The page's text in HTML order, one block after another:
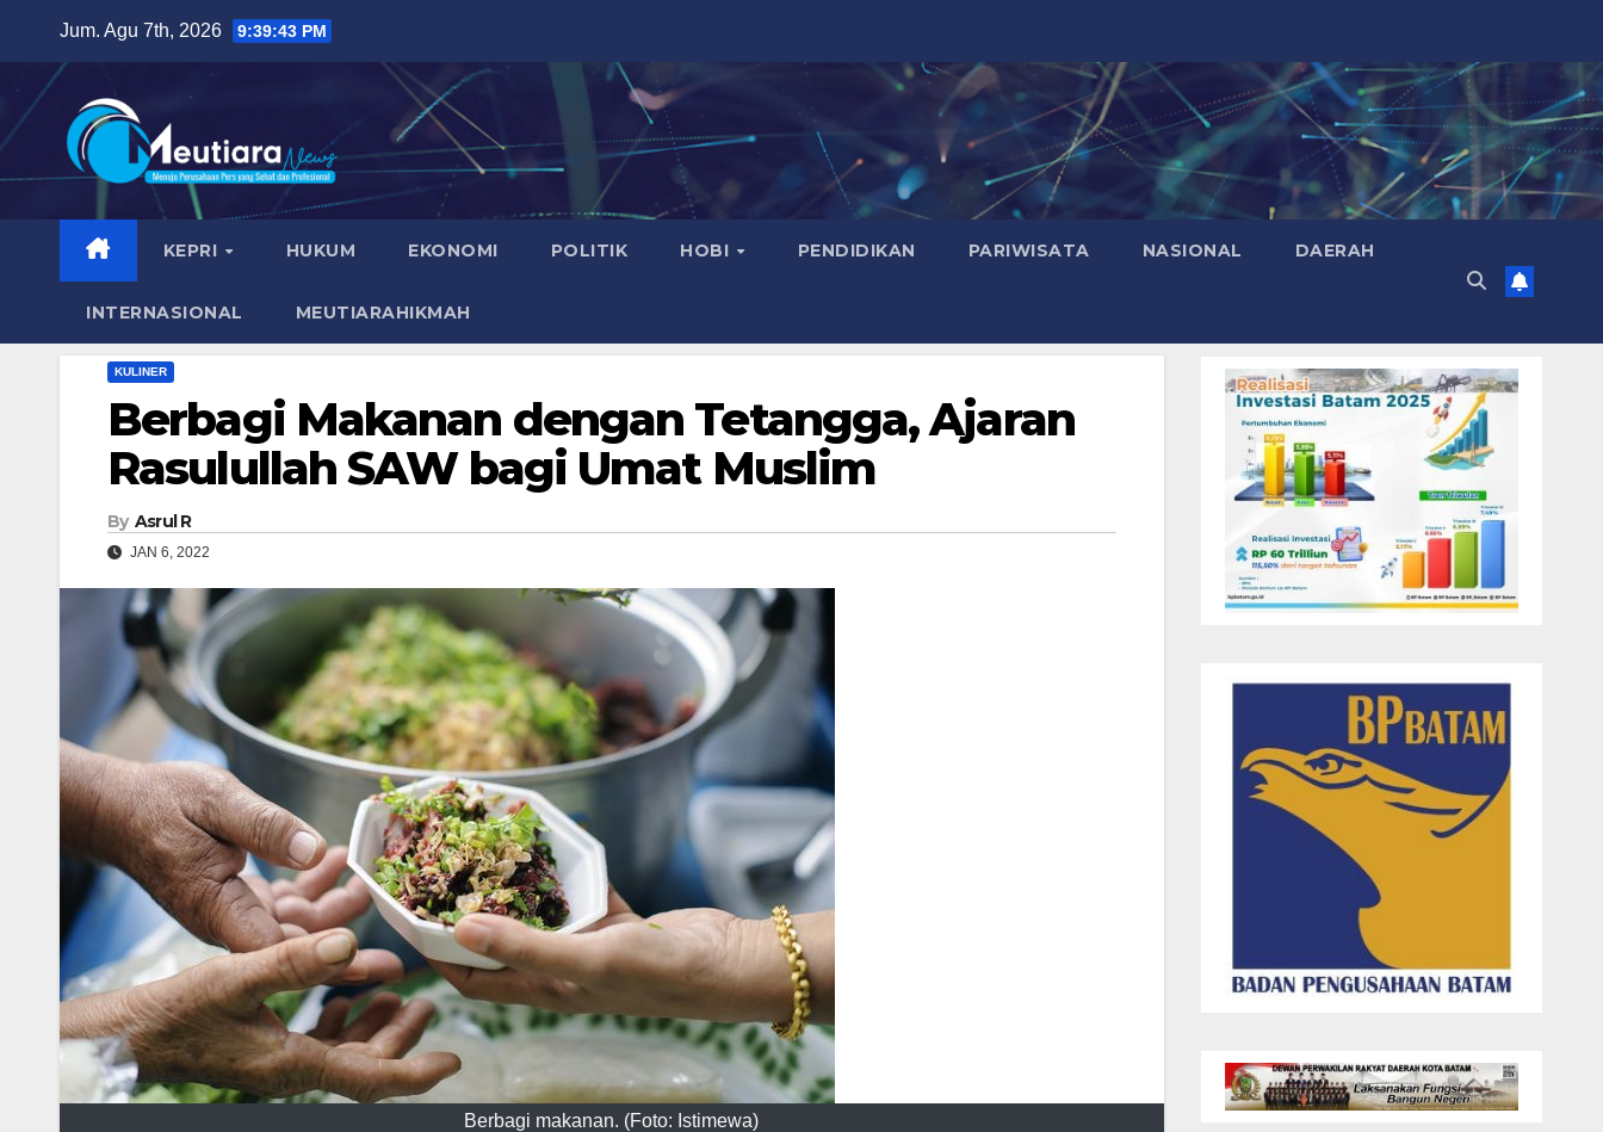
content
Jum. Agu 7th, 2026 9:39:44 PM
KEPRI HUKUM EKONOMI POLITIK HOBI PENDIDIKAN PARIWISATA NASIONAL DAERAH
INTERNASIONAL MEUTIARAHIKMAH
KULINER
Berbagi Makanan dengan Tetangga, Ajaran
Rasulullah SAW bagi Umat Muslim
By Asrul R
JAN 6, 2022
Berbagi makanan. (Foto: Istimewa)